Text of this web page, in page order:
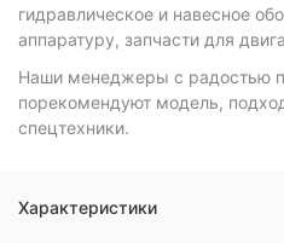
гидравлическое и навесное
аппаратуру, запчасти для
Наши менеджеры с радостью
порекомендуют модель,
спецтехники.
Характеристики